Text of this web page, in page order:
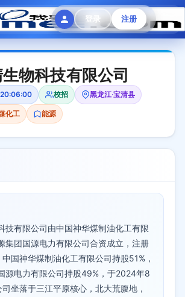
登录 注册
题目大全 招聘中心 会员专区
物科技有限公司
校招 黑龙江·宝清县
化工 能源
技有限公司由中国神华煤制油化工有限
集团国源电力有限公司合资成立，注册
国神华煤制油化工有限公司持股51%，
源电力有限公司持股49%，于2024年8
坐落于三江平原核心，北大荒腹地，